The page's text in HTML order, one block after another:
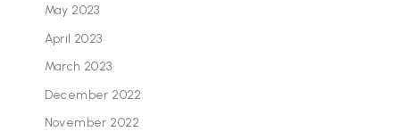
May 2023
April 2023
March 2023
December 2022
November 2022